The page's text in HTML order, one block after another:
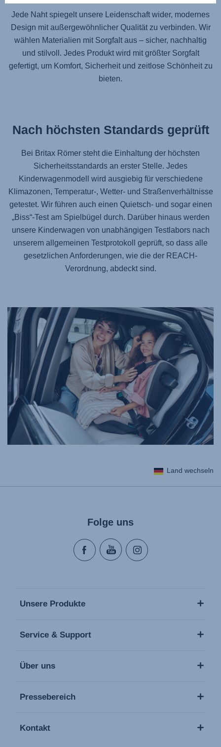
Jede Naht spiegelt unsere Leidenschaft wider, modernes
Design mit außergewöhnlicher Qualität zu verbinden. Wir
wählen Materialien mit Sorgfalt aus – sicher, nachhaltig
und stilvoll. Jedes Produkt wird mit größter Sorgfalt
gefertigt, um Komfort, Sicherheit und zeitlose Schönheit zu
bieten.
Nach höchsten Standards geprüft
Bei Britax Römer steht die Einhaltung der höchsten
Sicherheitsstandards an erster Stelle. Jedes
Kinderwagenmodell wird ausgiebig für verschiedene
Klimazonen, Temperatur-, Wetter- und Straßenverhältnisse
getestet. Wir führen auch einen Quietsch- und sogar einen
„Biss“-Test am Spielbügel durch. Darüber hinaus werden
unsere Kinderwagen von unabhängigen Testlabors nach
unserem allgemeinen Testprotokoll geprüft, so dass alle
gesetzlichen Anforderungen, wie die der REACH-
Verordnung, abdeckt sind.
Land wechseln
Folge uns
Unsere Produkte
Service & Support
Über uns
Pressebereich
Kontakt